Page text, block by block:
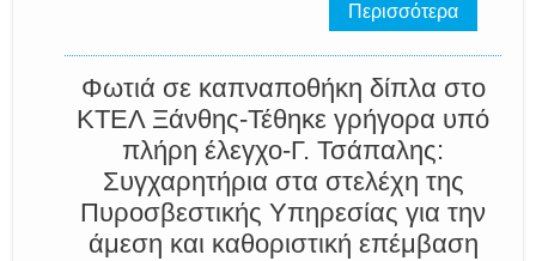
Περισσότερα
Φωτιά σε καπναποθήκη δίπλα στο
ΚΤΕΛ Ξάνθης-Τέθηκε γρήγορα υπό
πλήρη έλεγχο-Γ. Τσάπαλης:
Συγχαρητήρια στα στελέχη της
Πυροσβεστικής Υπηρεσίας για την
άμεση και καθοριστική επέμβαση